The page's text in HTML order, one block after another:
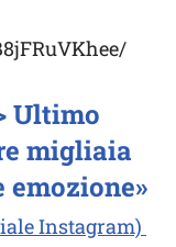
Ultimo
migliaia
emozione»
Instagram)